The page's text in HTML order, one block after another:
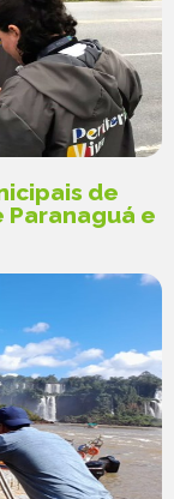
de
Paranaguá e